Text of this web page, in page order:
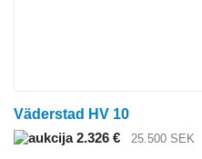
Väderstad HV 10
2.326 €
25.500 SEK